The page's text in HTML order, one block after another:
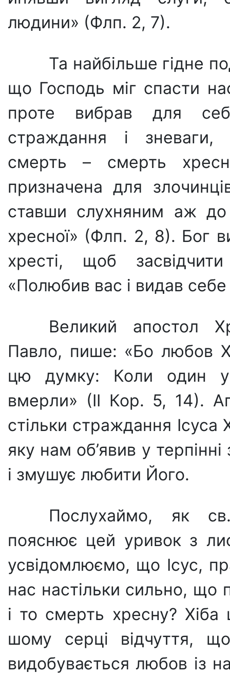
людини» (Флп. 2, 7).
Та найбільше гідне
що Господь міг спа­сти
проте вибрав для
страждання і зневаги,
смерть – смерть
призначена для
ставши слухняним аж
хресної» (Флп. 2, 8). Бог
хресті, щоб
«Полюбив вас і видав
Великий апостол
Павло, пише: «Бо любов
цю дум­ку: Коли один
вмерли» (ІІ Кор. 5, 14).
стільки страждання Ісуса
яку нам об’явив у
і змушує любити Його.
Послухаймо, як
пояснює цей уривок з
усвідомлю­ємо, що Ісус,
нас настільки сильно, що
і то смерть хресну?
шому серці відчуття,
видобувається любов із